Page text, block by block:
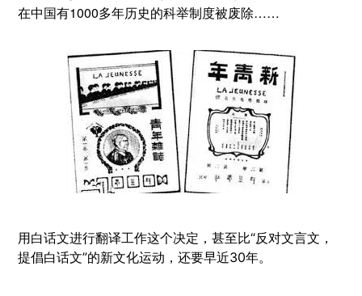
在中国有1000多年历史的科举制度被废除……
用白话文进行翻译工作这个决定，甚至比“反对文言文，
提倡白话文”的新文化运动，还要早近30年。